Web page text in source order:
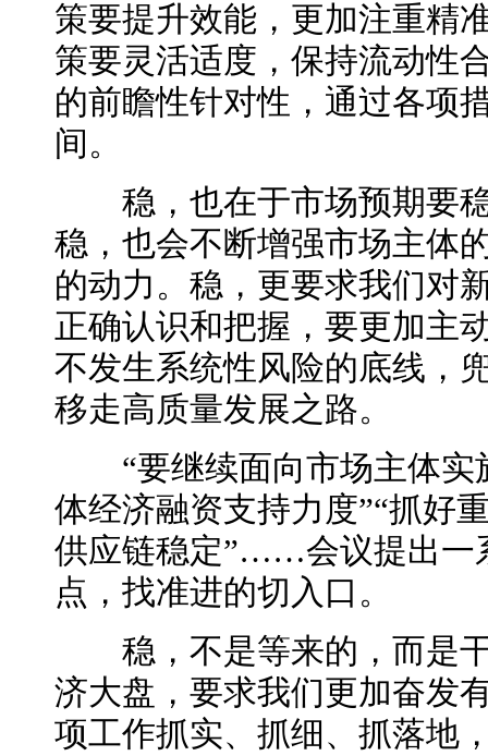
策要提升效能，更加注重精
策要灵活适度，保持流动性
的前瞻性针对性，通过各项
间。
稳，也在于市场预期要稳
稳 ，也会不断增强市场主体
的动力。稳，更要求我们对
正确认识和把握，要更加主
不发生系统性风险的底线，
移走高质量发展之路。
“要继续面向市场主体实
体经济融资支持力度”“抓好
供应链稳定”……会议提出一
点，找准进的切入口。
稳，不是等来的，而是干
济大盘，要求我们更加奋发
项工作抓实、抓细、抓落地